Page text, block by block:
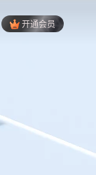
开通会员